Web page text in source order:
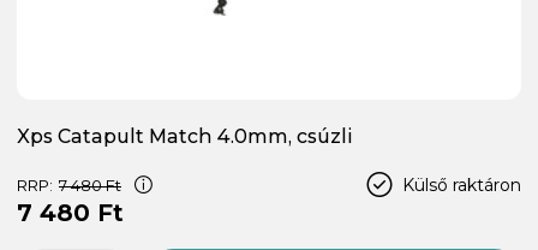
Xps Catapult Match 4.0mm, csúzli
Külső raktáron
RRP: 7 480 Ft
7 480 Ft